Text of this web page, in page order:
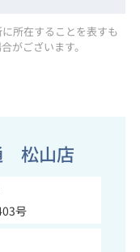
所在することを表すも
がございます。
松山店
号